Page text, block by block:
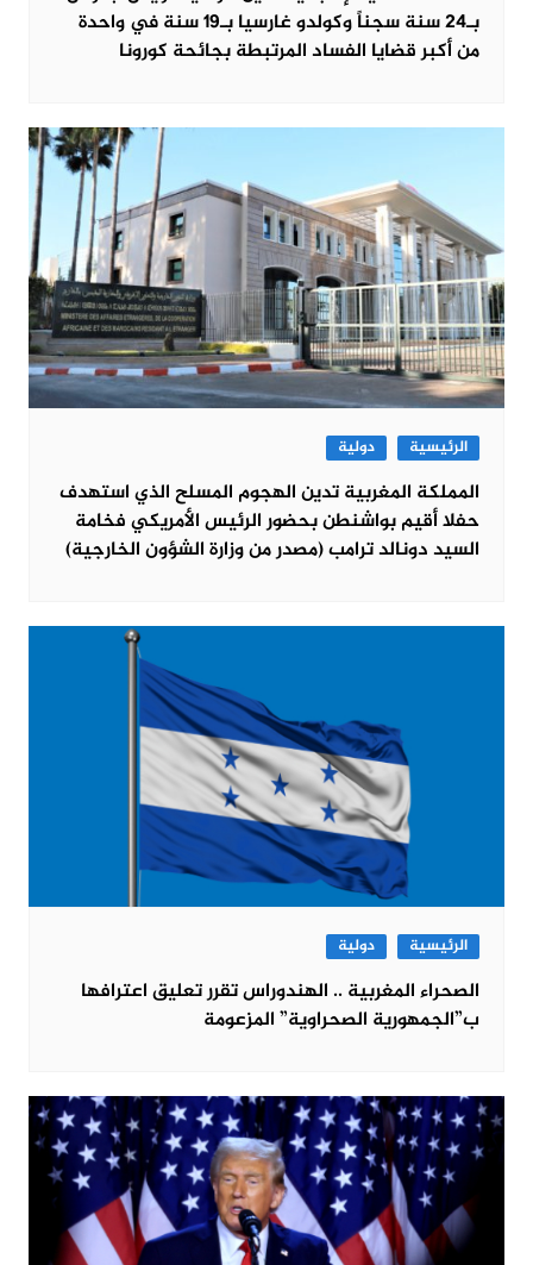
بـ24 سنة سجناً وكولدو غارسيا بـ19 سنة في واحدة
من أكبر قضايا الفساد المرتبطة بجائحة كورونا
الرئيسية دولية
المملكة المغربية تدين الهجوم المسلح الذي استهدف
حفلا أقيم بواشنطن بحضور الرئيس الأمريكي فخامة
السيد دونالد ترامب (مصدر من وزارة الشؤون الخارجية)
الرئيسية دولية
الصحراء المغربية .. الهندوراس تقرر تعليق اعترافها
ب”الجمهورية الصحراوية” المزعومة